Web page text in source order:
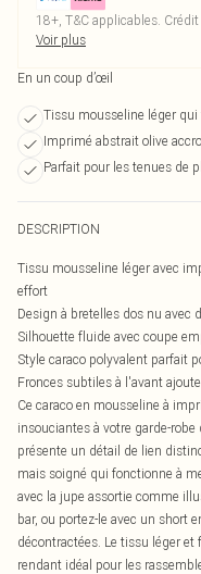
18+, T&C applicables.
Voir plus
En un coup d’œil
Tissu mousseline léger
Imprimé abstrait olive
Parfait pour les tenues de
DESCRIPTION
Tissu mousseline léger avec
effort
Design à bretelles dos nu avec
Silhouette fluide avec coupe
Style caraco polyvalent parfait
Fronces subtiles à l'avant
Ce caraco en mousseline à
insouciantes à votre garde-
présente un détail de lien
mais soigné qui fonctionne à
avec la jupe assortie comme
bar, ou portez-le avec un short
décontractées. Le tissu léger
rendant idéal pour les